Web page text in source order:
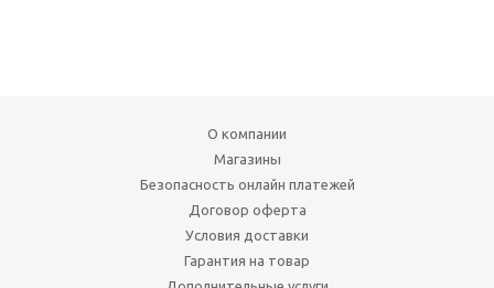
О компании
Магазины
Безопасность онлайн платежей
Договор оферта
Условия доставки
Гарантия на товар